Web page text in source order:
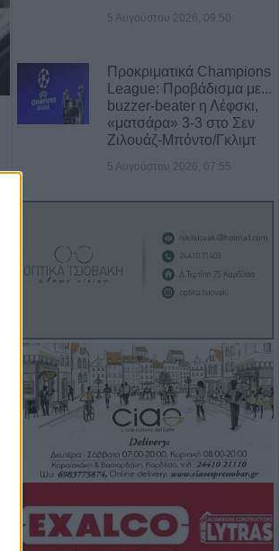
5 Αυγούστου 2026, 09:50
Προκριματικά Champions
League: Προβάδισμα με...
buzzer-beater η Λέφσκι,
«ματσάρα» 3-3 στο Σεν
Ζιλουάζ-Μπόντο/Γκλιμτ
5 Αυγούστου 2026, 07:55